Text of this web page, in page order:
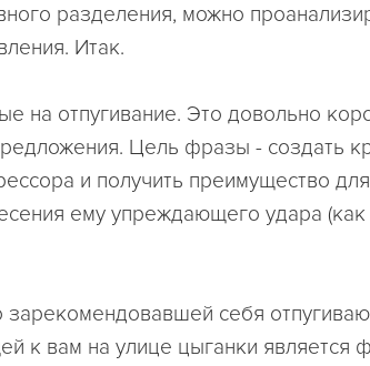
разделения, можно
Итак.
на отпугивание. Это довольно
Цель фразы - создать
и получить преимущество
ему упреждающего удара
зарекомендовавшей себя
к вам на улице цыганки является